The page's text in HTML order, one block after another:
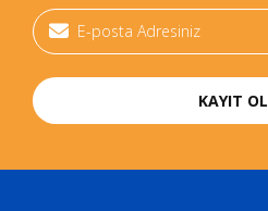
KAYIT OL